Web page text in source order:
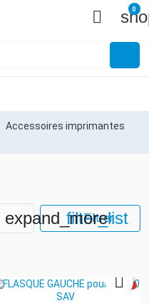
 0
Accessoires imprimantes
expand_more
filter_list
Filtrer
